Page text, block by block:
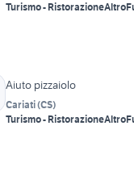
Turismo - RistorazioneAltro
Aiuto pizzaiolo
Cariati(CS)
Turismo - RistorazioneAltro